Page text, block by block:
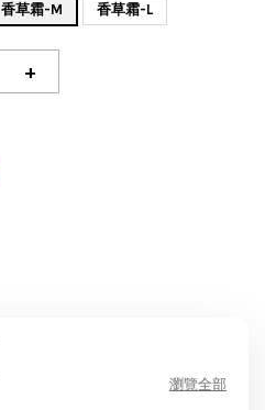
香草霜-M 香草霜-L
+
瀏覽全部